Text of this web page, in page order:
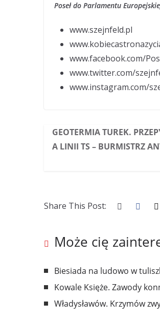
Poseł do Parlamentu
www.szejnfeld.pl
www.facebook.com/
www.twitter.com/
www.instagram.com/
GEOTERMIA TUREK.
A LINII TS – BURMISTRZ
Share This Post:
Może cię
Biesiada na ludowo w
Kowale Księże. Zawody
Władysławów. Krzymów